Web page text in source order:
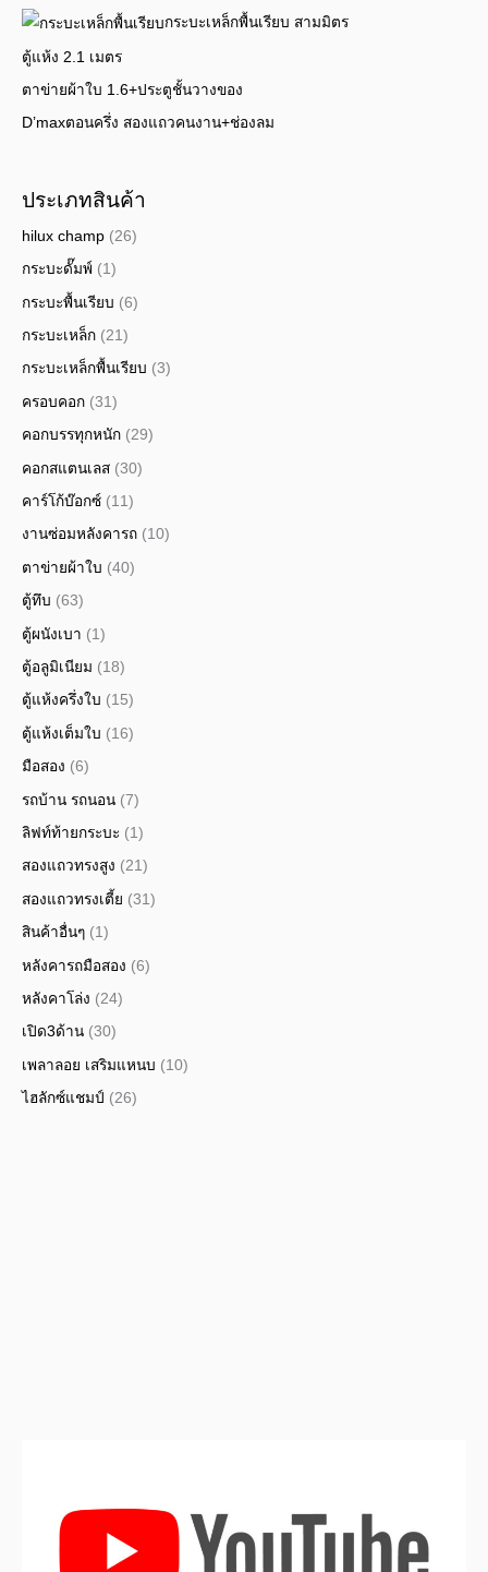
กระบะเหล็กพื้นเรียบ สามมิตร
ตู้แห้ง 2.1 เมตร
ตาข่ายผ้าใบ 1.6+ประตูชั้นวางของ
D’maxตอนครึ่ง สองแถวคนงาน+ช่องลม
ประเภทสินค้า
hilux champ (26)
กระบะดั๊มพ์ (1)
กระบะพื้นเรียบ (6)
กระบะเหล็ก (21)
กระบะเหล็กพื้นเรียบ (3)
ครอบคอก (31)
คอกบรรทุกหนัก (29)
คอกสแตนเลส (30)
คาร์โก้บ๊อกซ์ (11)
งานซ่อมหลังคารถ (10)
ตาข่ายผ้าใบ (40)
ตู้ทึบ (63)
ตู้ผนังเบา (1)
ตู้อลูมิเนียม (18)
ตู้แห้งครึ่งใบ (15)
ตู้แห้งเต็มใบ (16)
มือสอง (6)
รถบ้าน รถนอน (7)
ลิฟท์ท้ายกระบะ (1)
สองแถวทรงสูง (21)
สองแถวทรงเตี้ย (31)
สินค้าอื่นๆ (1)
หลังคารถมือสอง (6)
หลังคาโล่ง (24)
เปิด3ด้าน (30)
เพลาลอย เสริมแหนบ (10)
ไฮลักซ์แชมป์ (26)